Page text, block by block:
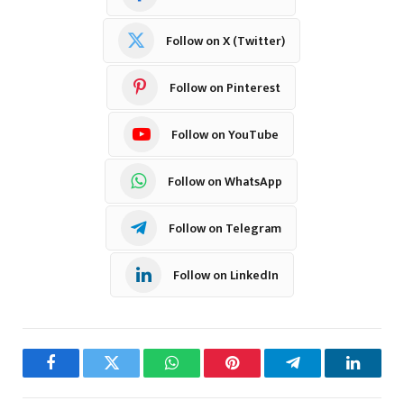
Follow on X (Twitter)
Follow on Pinterest
Follow on YouTube
Follow on WhatsApp
Follow on Telegram
Follow on LinkedIn
FacebookTwitter WhatsAppPinterest Telegram